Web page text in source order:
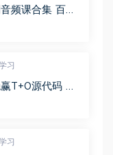
频课合集 百度
习
T+0源代码 自
习